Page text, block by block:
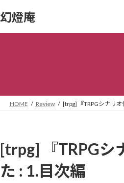
幻燈庵
HOME Review [trpg] 『TRPGシナリ
[trpg] 『TRPGシ
た : 1.目次編